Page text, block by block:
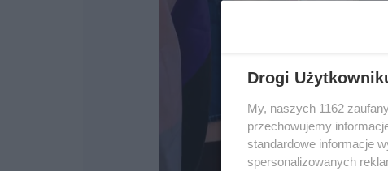
Drogi
My, naszych 1162
przechowujemy
standardowe informacje
spersonalizowanych